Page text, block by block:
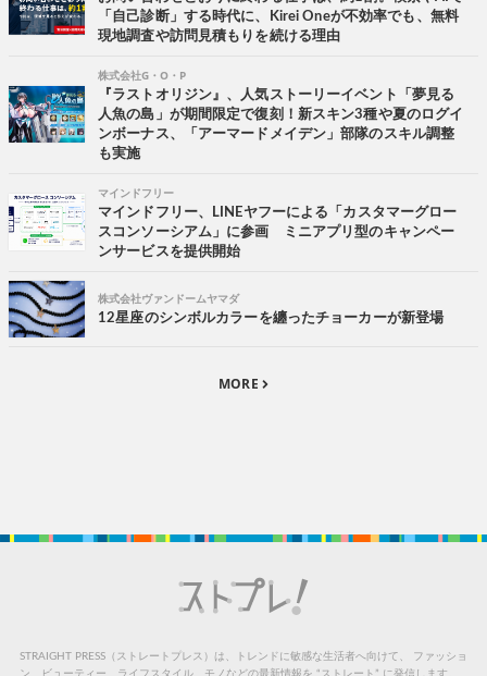
「自己診断」する時代に、Kirei Oneが不効率でも、無料
現地調査や訪問見積もりを続ける理由
株式会社G・O・P
『ラストオリジン』、人気ストーリーイベント「夢見る
人魚の島」が期間限定で復刻！新スキン3種や夏のログイ
ンボーナス、「アーマードメイデン」部隊のスキル調整
も実施
マインドフリー
マインドフリー、LINEヤフーによる「カスタマーグロー
スコンソーシアム」に参画 ミニアプリ型のキャンペー
ンサービスを提供開始
株式会社ヴァンドームヤマダ
12星座のシンボルカラーを纏ったチョーカーが新登場
MORE
STRAIGHT PRESS（ストレートプレス）は、トレンドに敏感な生活者へ向けて、
ファッショ